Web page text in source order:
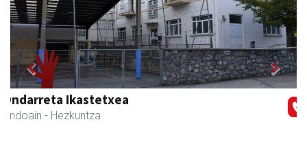
Bastero Kulturgunea
Andoain - Kulturguneak
Previous Next